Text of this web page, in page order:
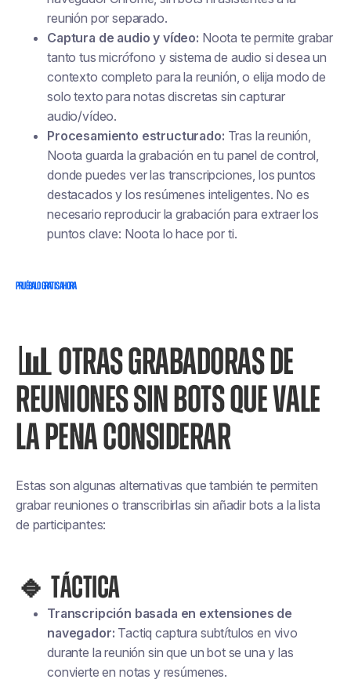
reunión por separado.
Captura de audio y vídeo: Noota te permite grabar
tanto tusmicrófono y sistema de audio si desea un
contexto completo para la reunión, o elijamodo de
solo texto para notas discretas sin capturar
audio/vídeo.
Procesamiento estructurado: Tras la reunión,
Noota guarda la grabación en tu panel de control,
donde puedes ver las transcripciones, los puntos
destacados y los resúmenes inteligentes. No es
necesario reproducir la grabación para extraer los
puntos clave: Noota lo hace por ti.
PRUÉBALO GRATIS AHORA
📊OTRAS GRABADORAS DE
REUNIONES SIN BOTS QUE VALE
LA PENA CONSIDERAR
Estas son algunas alternativas que también te permiten
grabar reuniones o transcribirlas sin añadir bots a la lista
de participantes:
🔹 TÁCTICA
Transcripción basada en extensiones de
navegador: Tactiq captura subtítulos en vivo
durante la reunión sin que un bot se una y las
convierte en notas y resúmenes.